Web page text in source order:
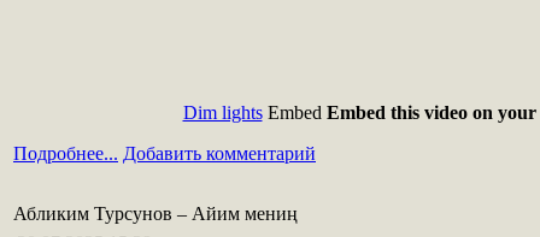
Dim lightsEmbed Embed this video on your
Подробнее... Добавить комментарий
Абликим Турсунов – Айим мениң